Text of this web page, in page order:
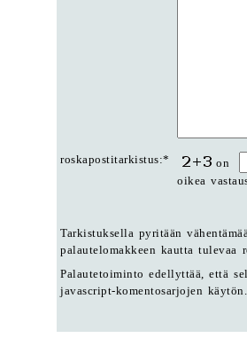
roskapostitarkistus:* on
oikea
Tarkistuksella pyritään
palautelomakkeen kautta tulevaa
Palautetoiminto edellyttää, että
javascript-komentosarjojen käytön.